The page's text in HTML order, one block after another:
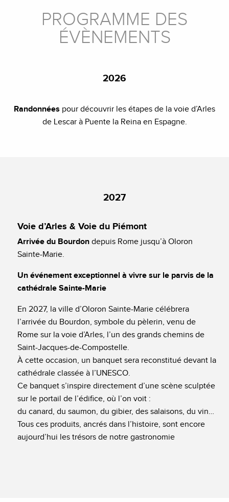
PROGRAMME DES
ÉVÈNEMENTS
2026
Randonnées pour découvrir les étapes de la voie d’Arles
de Lescar à Puente la Reina en Espagne.
2027
Voie d’Arles & Voie du Piémont
Arrivée du Bourdon depuis Rome jusqu’à Oloron
Sainte-Marie.
Un événement exceptionnel à vivre sur le parvis de la
cathédrale Sainte-Marie
En 2027, la ville d’Oloron Sainte-Marie célébrera
l’arrivée du Bourdon, symbole du pèlerin, venu de
Rome sur la voie d’Arles, l’un des grands chemins de
Saint-Jacques-de-Compostelle.
À cette occasion, un banquet sera reconstitué devant la
cathédrale classée à l’UNESCO.
Ce banquet s’inspire directement d’une scène sculptée
sur le portail de l’édifice, où l’on voit :
du canard, du saumon, du gibier, des salaisons, du vin…
Tous ces produits, ancrés dans l’histoire, sont encore
aujourd’hui les trésors de notre gastronomie